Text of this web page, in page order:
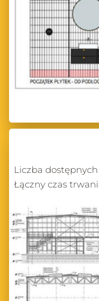
Liczba
Łączny czas